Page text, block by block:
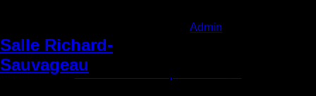
Salle Richard-
Sauvageau
Admin
Navigation
de
←Salle Dussault
Centre culturel Léopold-Plante